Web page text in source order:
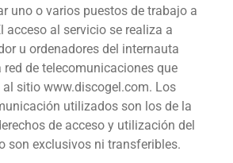
uno o varios puestos de trabajo a
acceso al servicio se realiza a
u ordenadores del internauta
de telecomunicaciones que
al sitio www.discogel.com. Los
utilizados son los de la
de acceso y utilización del
son exclusivos ni transferibles.